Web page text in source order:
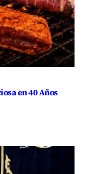
en 40 Años